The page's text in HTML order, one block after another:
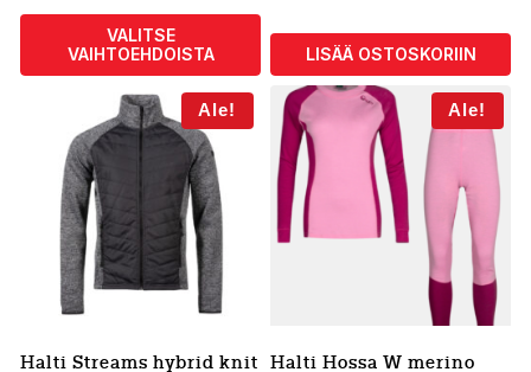
oli:
29,90 €.
on:
22,00 €.
VALITSE
VAIHTOEHDOISTA
tuotteella
useampi
muunnelma.
tehdä
valinnat
sivulla.
LISÄÄ OSTOSKORIIN
Ale!
Halti Streams hybrid knit
Ale!
Halti Hossa W merino